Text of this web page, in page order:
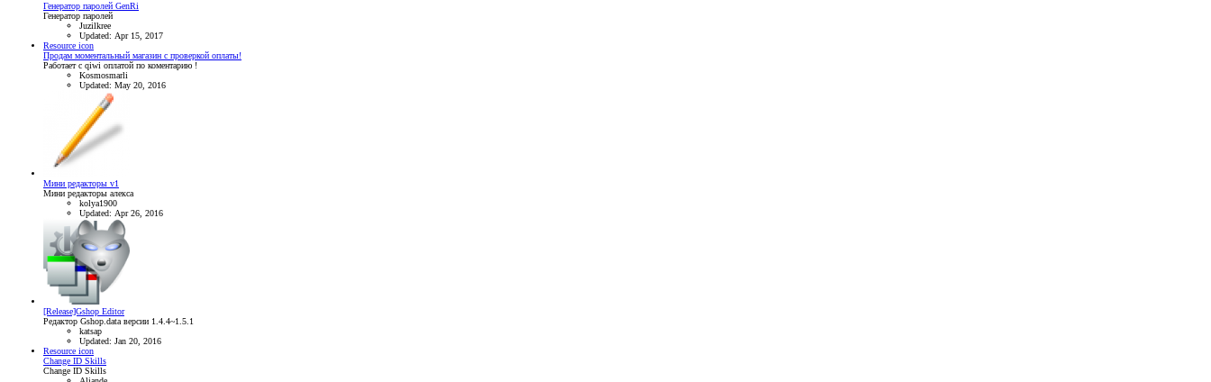
Генератор паролей GenRi
Генератор паролей
Juzilkree
Updated: Apr 15, 2017
Resource icon
Продам моментальный магазин с проверкой оплаты!
Работает с qiwi оплатой по коментарию !
Kosmosmarli
Updated: May 20, 2016
Мини редакторы v1
Мини редакторы алекса
kolya1900
Updated: Apr 26, 2016
[Release]Gshop Editor
Редактор Gshop.data версии 1.4.4~1.5.1
katsap
Updated: Jan 20, 2016
Resource icon
Change ID Skills
Change ID Skills